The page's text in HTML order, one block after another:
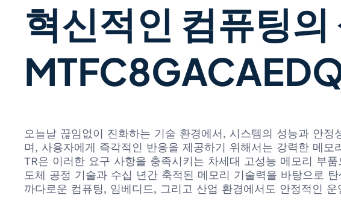
혁신적인 컴퓨팅
오늘날 끊임없이 진화하는 기술 환경에서, 시스템의 성능과 안
며, 사용자에게 즉각적인 반응을 제공하기 위해서는 강력한 메
TR은 이러한 요구 사항을 충족시키는 차세대 고성능 메모리 부
도체 공정 기술과 수십 년간 축적된 메모리 기술력을 바탕으로
까다로운 컴퓨팅, 임베디드, 그리고 산업 환경에서도 안정적인 운